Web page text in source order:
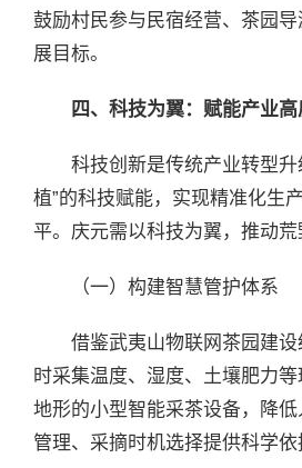
鼓励村民参与民宿经营、茶园
展目标。
四、科技为翼：赋能产业
科技创新是传统产业转型
植”的科技赋能，实现精准化生
平。庆元需以科技为翼，推动荒
（一）构建智慧管护体系
借鉴武夷山物联网茶园建
时采集温度、湿度、土壤肥力
地形的小型智能采茶设备，降
管理、采摘时机选择提供科学